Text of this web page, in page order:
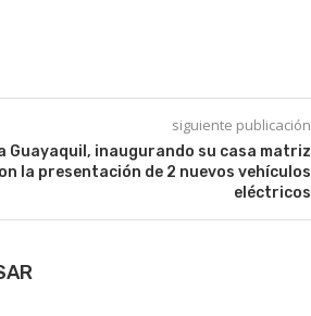
siguiente publicación
Guayaquil, inaugurando su casa matriz
la presentación de 2 nuevos vehículos
eléctricos